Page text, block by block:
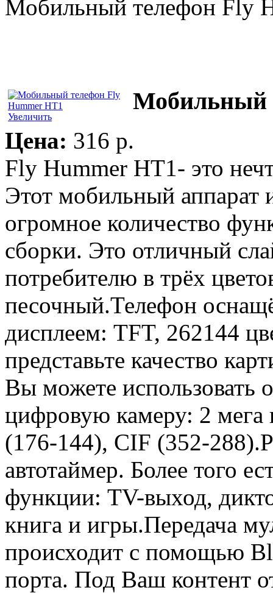
Мобильный телефон Fly
Увеличить
Мобильный
Цена: 316 p.
Fly Hummer HT1- это
Этот мобильный аппарат
огромное количество
сборки. Это отличный
потребителю в трёх
песочный.Телефон
дисплеем: TFT, 262144
представьте качество
Вы можете использовать
цифровую камеру: 2 мега
(176-144), CIF (352-
автотаймер. Более того
функции: TV-выход,
книга и игры.Передача
происходит с помощью
порта. Под Ваш контент